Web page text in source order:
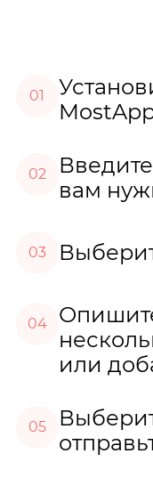
01
02
вам
03
04
или
05